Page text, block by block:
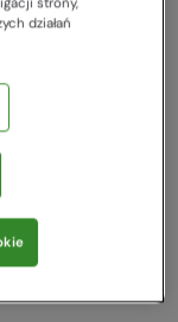
44
działań